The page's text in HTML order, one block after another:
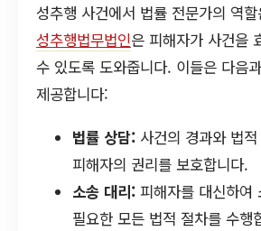
성추행 사건에서 법률 전문가의 역
성추행법무법인은 피해자가 사건을
수 있도록 도와줍니다. 이들은 다음
제공합니다:
법률 상담: 사건의 경과와 법
피해자의 권리를 보호합니다.
소송 대리: 피해자를 대신하여
필요한 모든 법적 절차를 수행